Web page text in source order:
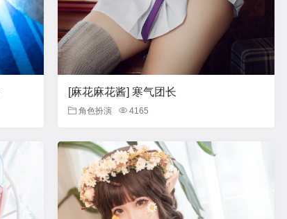
[麻花麻花酱] 寒气团长
角色扮演 4165